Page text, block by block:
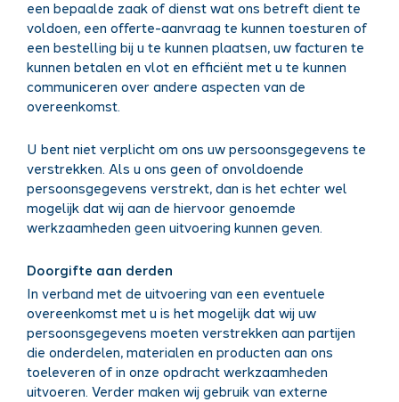
een bepaalde zaak of dienst wat ons betreft dient te
voldoen, een offerte-aanvraag te kunnen toesturen of
een bestelling bij u te kunnen plaatsen, uw facturen te
kunnen betalen en vlot en efficiënt met u te kunnen
communiceren over andere aspecten van de
overeenkomst.
U bent niet verplicht om ons uw persoonsgegevens te
verstrekken. Als u ons geen of onvoldoende
persoonsgegevens verstrekt, dan is het echter wel
mogelijk dat wij aan de hiervoor genoemde
werkzaamheden geen uitvoering kunnen geven.
Doorgifte aan derden
In verband met de uitvoering van een eventuele
overeenkomst met u is het mogelijk dat wij uw
persoonsgegevens moeten verstrekken aan partijen
die onderdelen, materialen en producten aan ons
toeleveren of in onze opdracht werkzaamheden
uitvoeren. Verder maken wij gebruik van externe